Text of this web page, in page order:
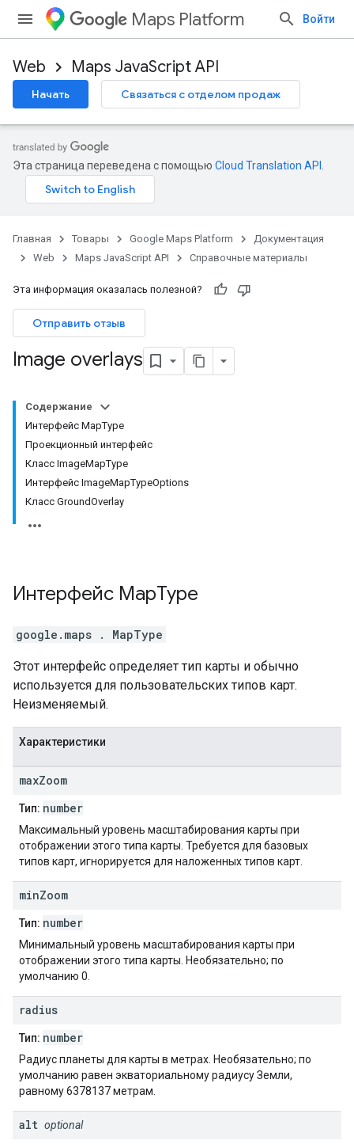
Maps Platform Войти
Web Maps JavaScript API
Начать Связаться с отделом продаж
Эта страница переведена с помощью Cloud Translation API
Главная Товары Google Maps Platform
Документация
Web
Maps JavaScript API Справочные материалы
Эта информация оказалась полезной?
Отправить отзыв
Image overlays
Содержание
Интерфейс MapType
Проекционный интерфейс
Класс ImageMapType
Интерфейс ImageMapTypeOptions
Класс GroundOverlay
Интерфейс MapType
google.maps . MapType
Этот интерфейс определяет тип карты и обычно
используется для пользовательских типов карт.
Неизменяемый.
Характеристики
maxZoom
Тип: number
Максимальный уровень масштабирования карты при
отображении этого типа карты. Требуется для базовых
типов карт, игнорируется для наложенных типов карт.
minZoom
Тип: number
Минимальный уровень масштабирования карты при
отображении этого типа карты. Необязательно; по
умолчанию 0.
radius
Тип: number
Радиус планеты для карты в метрах. Необязательно; по
умолчанию равен экваториальному радиусу Земли,
равному 6378137 метрам.
alt optional